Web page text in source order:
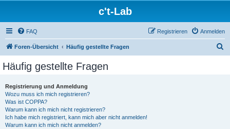
c't-Lab
FAQ Anmelden
Registrieren
Foren-Übersicht Häufig gestellte Fragen
Häufig gestellte Fragen
Registrierung und Anmeldung
Wozu muss ich mich registrieren?
Was ist COPPA?
Warum kann ich mich nicht registrieren?
Ich habe mich registriert, kann mich aber nicht anmelden!
Warum kann ich mich nicht anmelden?